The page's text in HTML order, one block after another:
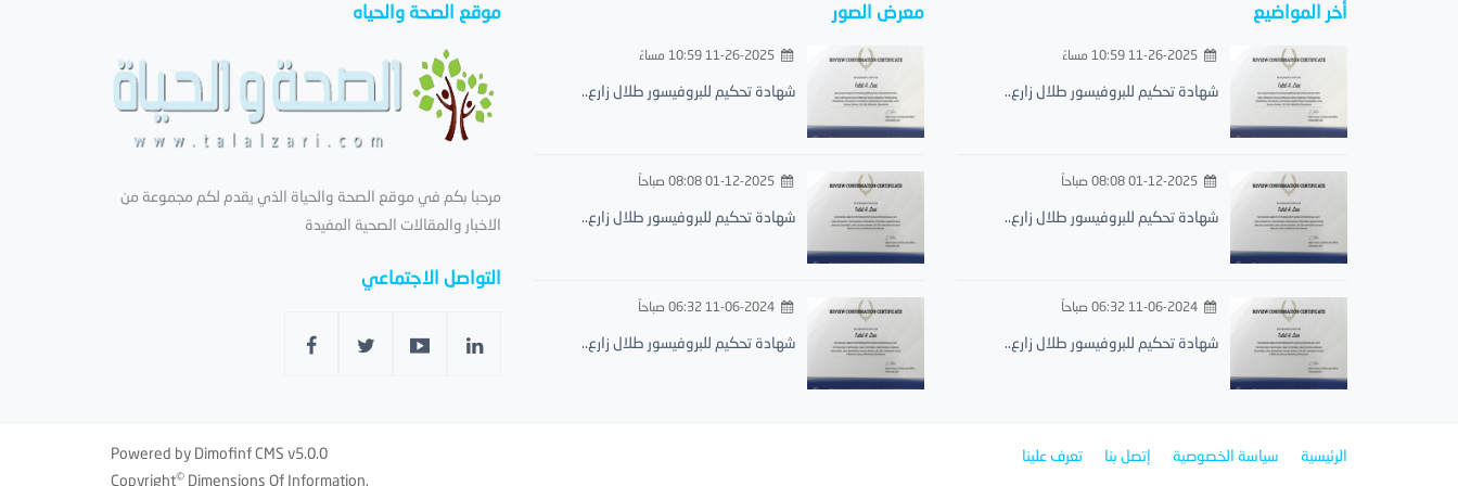
أخر المواضيع
شهادة تحكيم للبروفيسور طلال زارع..
شهادة تحكيم للبروفيسور طلال زارع..
شهادة تحكيم للبروفيسور طلال زارع..
معرض الصور
شهادة تحكيم للبروفيسور طلال زارع..
شهادة تحكيم للبروفيسور طلال زارع..
شهادة تحكيم للبروفيسور طلال زارع..
موقع الصحة والحياه
مرحبا بكم في موقع الصحة والحياة الذي يقدم لكم مجموعة من
الاخبار والمقالات الصحية المفيدة
التواصل الاجتماعي
الرئيسية سياسة الخصوصية إتصل بنا تعرف علينا Powered by Dimofinf CMS v5.0.0
Copyright© Dimensions Of Information.